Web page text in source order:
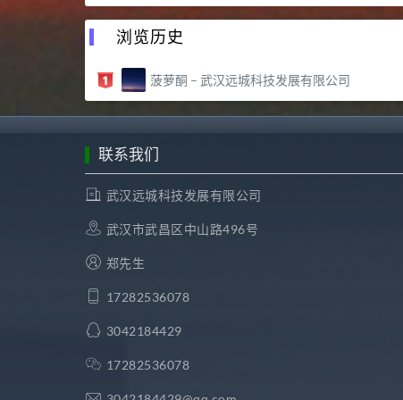
浏览历史
菠萝酮 – 武汉远城科技发展有限公司
联系我们
武汉远城科技发展有限公司
武汉市武昌区中山路496号
郑先生
17282536078
3042184429
17282536078